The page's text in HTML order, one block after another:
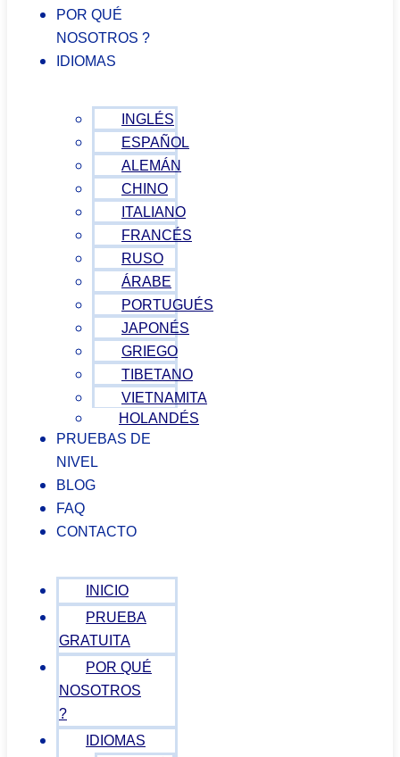
POR QUÉ
NOSOTROS ?
IDIOMAS
INGLÉS
ESPAÑOL
ALEMÁN
CHINO
ITALIANO
FRANCÉS
RUSO
ÁRABE
PORTUGUÉS
JAPONÉS
GRIEGO
TIBETANO
VIETNAMITA
HOLANDÉS
PRUEBAS DE
NIVEL
BLOG
FAQ
CONTACTO
INICIO
PRUEBA
GRATUITA
POR QUÉ
NOSOTROS
?
IDIOMAS